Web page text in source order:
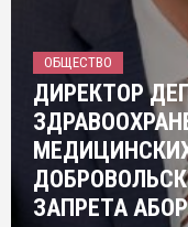
ОБЩЕСТВО
ДИРЕКТОР
ЗАПРЕТА